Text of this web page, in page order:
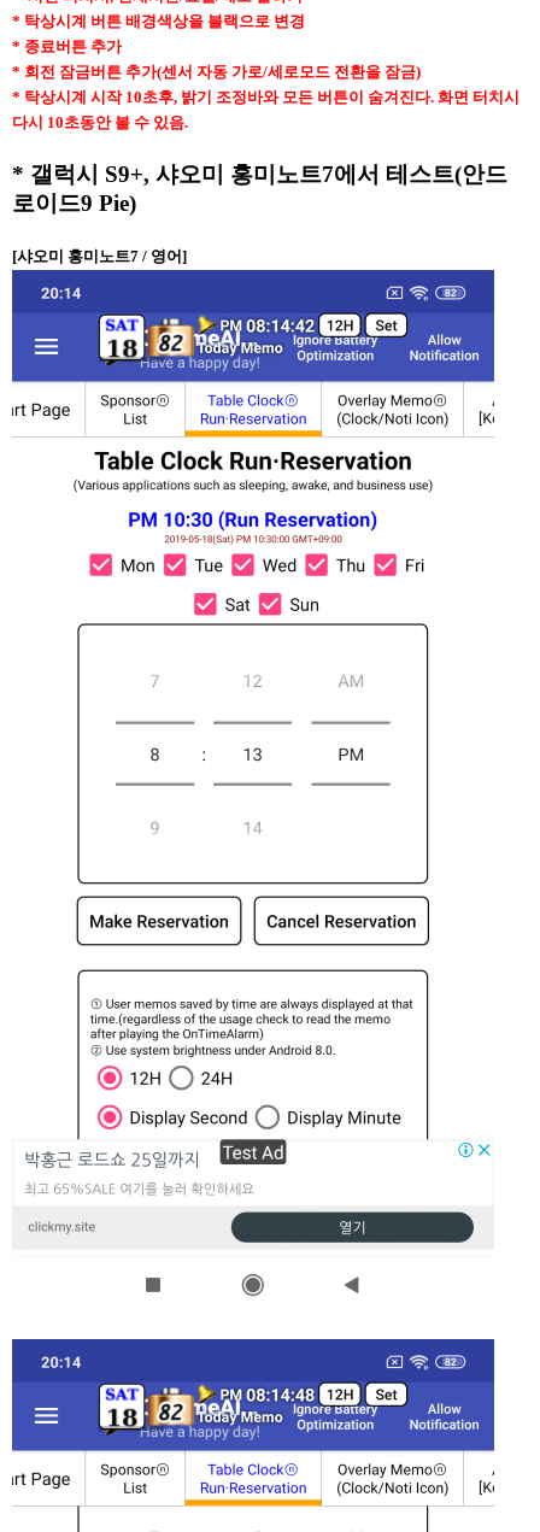
* 탁상시계 버튼 배경색상을 블랙으로 변경
* 종료버튼 추가
* 회전 잠금버튼 추가(센서 자동 가로/세로모드 전환을 잠금)
* 탁상시계 시작 10초후, 밝기 조정바와 모든 버튼이 숨겨진다. 화면 터치시
다시 10초동안 볼 수 있음.
* 갤럭시 S9+, 샤오미 홍미노트7에서 테스트(안드
로이드9 Pie)
[샤오미 홍미노트7 / 영어]